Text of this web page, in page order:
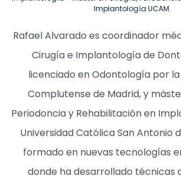
Implantología UCAM.
Rafael Alvarado es coordinador
Cirugía e Implantología de
licenciado en Odontología por
Complutense de Madrid, y
Periodoncia y Rehabilitación en
Universidad Católica San Antonio
formado en nuevas tecnologías
donde ha desarrollado técnicas